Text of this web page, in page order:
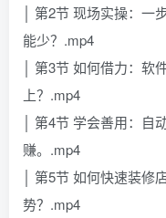
│ 第2节 现场实操：
能少？.mp4
│ 第3节 如何借力：
上？.mp4
│ 第4节 学会善用：
赚。.mp4
│ 第5节 如何快速装
势？.mp4